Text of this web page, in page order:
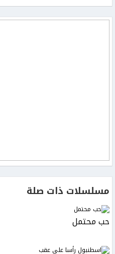
مسلسلات ذات صلة
حب محتمل